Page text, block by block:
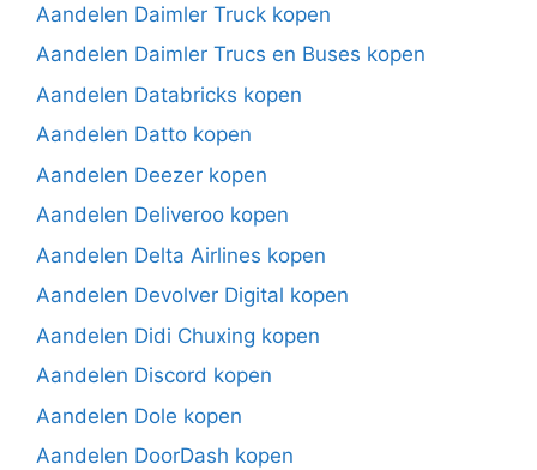
Aandelen Daimler Truck kopen
Aandelen Daimler Trucs en Buses kopen
Aandelen Databricks kopen
Aandelen Datto kopen
Aandelen Deezer kopen
Aandelen Deliveroo kopen
Aandelen Delta Airlines kopen
Aandelen Devolver Digital kopen
Aandelen Didi Chuxing kopen
Aandelen Discord kopen
Aandelen Dole kopen
Aandelen DoorDash kopen